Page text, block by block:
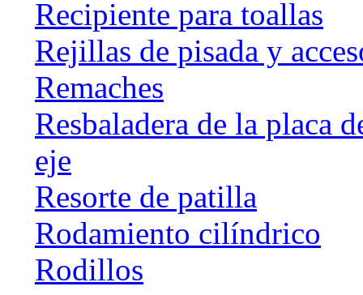
Recipiente para toallas
Rejillas de pisada y
Remaches
Resbaladera de la placa
eje
Resorte de patilla
Rodamiento cilíndrico
Rodillos